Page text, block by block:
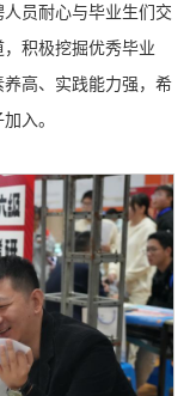
员耐心与毕业生们交
积极挖掘优秀毕业
高、实践能力强，希
入。